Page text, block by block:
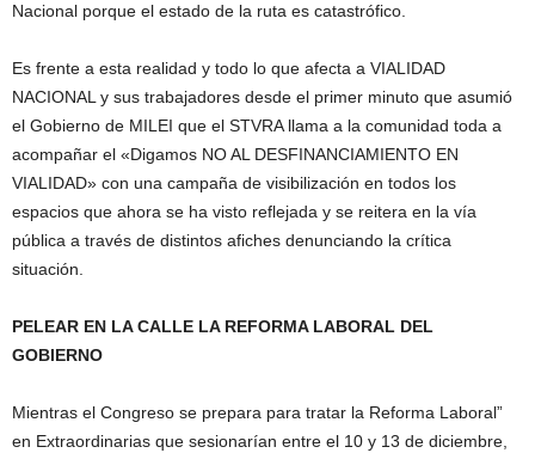
Nacional porque el estado de la ruta es catastrófico.
Es frente a esta realidad y todo lo que afecta a VIALIDAD
NACIONAL y sus trabajadores desde el primer minuto que asumió
el Gobierno de MILEI que el STVRA llama a la comunidad toda a
acompañar el «Digamos NO AL DESFINANCIAMIENTO EN
VIALIDAD» con una campaña de visibilización en todos los
espacios que ahora se ha visto reflejada y se reitera en la vía
pública a través de distintos afiches denunciando la crítica
situación.
PELEAR EN LA CALLE LA REFORMA LABORAL DEL
GOBIERNO
Mientras el Congreso se prepara para tratar la Reforma Laboral”
en Extraordinarias que sesionarían entre el 10 y 13 de diciembre,